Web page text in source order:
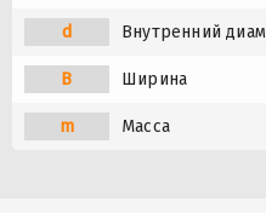
d Внутренний
B Ширина
m Масса